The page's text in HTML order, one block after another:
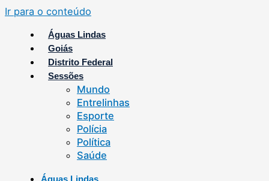
Ir para o conteúdo
Águas Lindas
Goiás
Distrito Federal
Sessões
Mundo
Entrelinhas
Esporte
Polícia
Política
Saúde
Águas Lindas